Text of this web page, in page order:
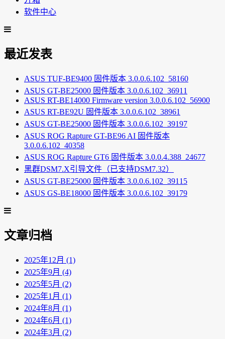
软件中心
最近发表
ASUS TUF-BE9400 固件版本 3.0.0.6.102_58160
ASUS GT-BE25000 固件版本 3.0.0.6.102_36911
ASUS RT-BE14000 Firmware version 3.0.0.6.102_56900
ASUS RT-BE92U 固件版本 3.0.0.6.102_38961
ASUS GT-BE25000 固件版本 3.0.0.6.102_39197
ASUS ROG Rapture GT-BE96 AI 固件版本
3.0.0.6.102_40358
ASUS ROG Rapture GT6 固件版本 3.0.0.4.388_24677
黑群DSM7.X引导文件（已支持DSM7.32）
ASUS GT-BE25000 固件版本 3.0.0.6.102_39115
ASUS GS-BE18000 固件版本 3.0.0.6.102_39179
文章归档
2025年12月 (1)
2025年9月 (4)
2025年5月 (2)
2025年1月 (1)
2024年8月 (1)
2024年6月 (1)
2024年3月 (2)